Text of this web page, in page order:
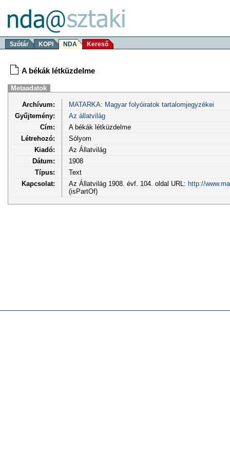
Szótár KOPI NDA Kereső
A békák létküzdelme
Metaadatok
Archívum:
MATARKA: Magyar folyóiratok tartalomjegyzékei
Gyűjtemény:
Az állatvilág
Cím:
A békák létküzdelme
Létrehozó:
Sólyom
Kiadó:
Az Állatvilág
Dátum:
1908
Típus:
Text
Kapcsolat:
Az Állatvilág 1908. évf. 104. oldal URL: http://
(isPartOf)